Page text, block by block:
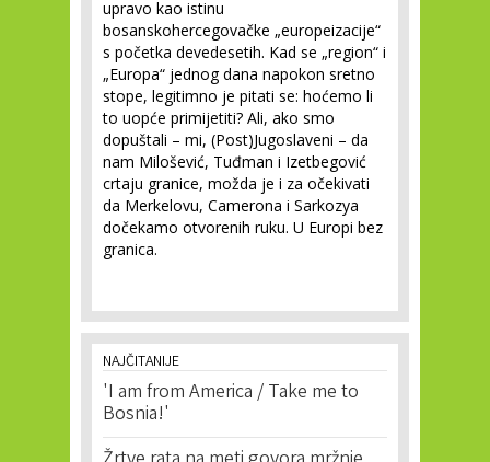
upravo kao istinu
bosanskohercegovačke „europeizacije“
s početka devedesetih. Kad se „region“ i
„Europa“ jednog dana napokon sretno
stope, legitimno je pitati se: hoćemo li
to uopće primijetiti? Ali, ako smo
dopuštali – mi, (Post)Jugoslaveni – da
nam Milošević, Tuđman i Izetbegović
crtaju granice, možda je i za očekivati
da Merkelovu, Camerona i Sarkozya
dočekamo otvorenih ruku. U Europi bez
granica.
NAJČITANIJE
'I am from America / Take me to
Bosnia!'